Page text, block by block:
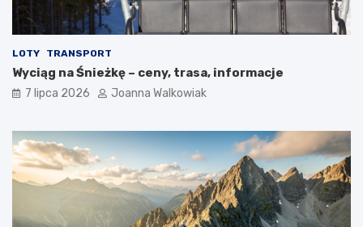
LOTY TRANSPORT
Wyciąg na Śnieżkę – ceny, trasa, informacje
7 lipca 2026 Joanna Walkowiak